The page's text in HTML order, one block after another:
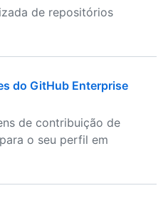
de repositórios
do GitHub Enterprise
de contribuição de
o seu perfil em